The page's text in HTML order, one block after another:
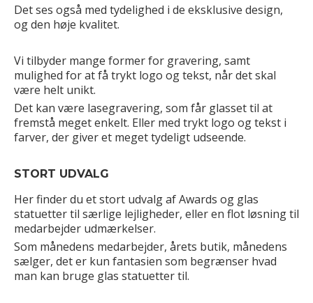
Det ses også med tydelighed i de eksklusive design,
og den høje kvalitet.
Vi tilbyder mange former for gravering, samt
mulighed for at få trykt logo og tekst, når det skal
være helt unikt.
Det kan være lasegravering, som får glasset til at
fremstå meget enkelt. Eller med trykt logo og tekst i
farver, der giver et meget tydeligt udseende.
STORT UDVALG
Her finder du et stort udvalg af Awards og glas
statuetter til særlige lejligheder, eller en flot løsning til
medarbejder udmærkelser.
Som månedens medarbejder, årets butik, månedens
sælger, det er kun fantasien som begrænser hvad
man kan bruge glas statuetter til.